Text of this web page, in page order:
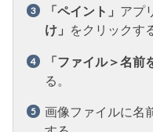
「ペイント」 アプ
け」
をクリックす
「ファイル＞名前
る。
画像ファイルに名